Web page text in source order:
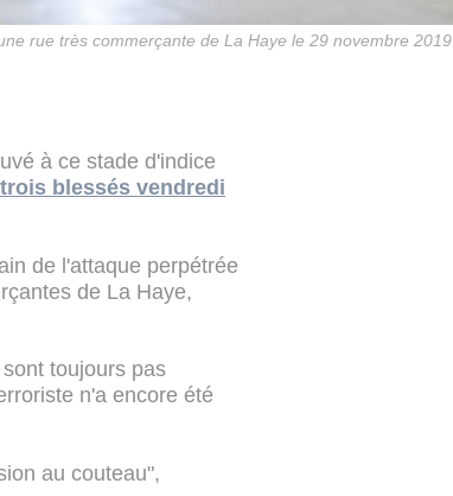
rue très commerçante de La Haye le 29 novembre 2019
à ce stade d'indice
blessés vendredi
de l'attaque perpétrée
de La Haye,
toujours pas
n'a encore été
au couteau",